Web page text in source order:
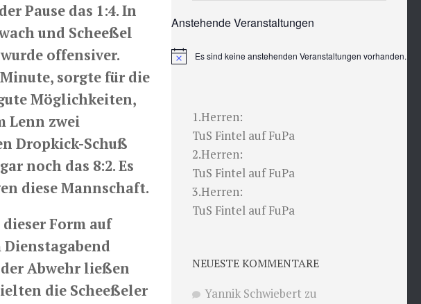
Pause das 1:4. In
und Scheeßel
offensiver.
sorgte für die
Möglichkeiten,
Lenn zwei
Dropkick-Schuß
noch das 8:2. Es
diese Mannschaft.
Form auf
Abwehr ließen
die Scheeßeler
Anstehende Veranstaltungen
HinweisEs sind keine anstehenden Veranstaltungen vorhanden.
1.Herren:
TuS Fintel auf FuPa
2.Herren:
TuS Fintel auf FuPa
3.Herren:
TuS Fintel auf FuPa
NEUESTE KOMMENTARE
Yannik Schwiebert zu